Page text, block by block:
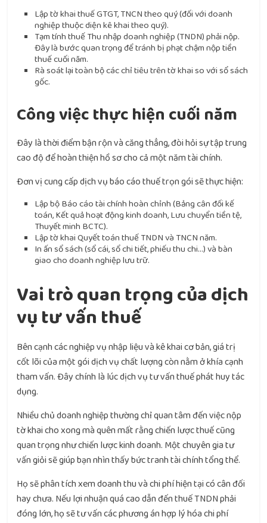
Lập tờ khai thuế GTGT, TNCN theo quý (đối với doanh
nghiệp thuộc diện kê khai theo quý).
Tạm tính thuế Thu nhập doanh nghiệp (TNDN) phải nộp.
Đây là bước quan trọng để tránh bị phạt chậm nộp tiền
thuế cuối năm.
Rà soát lại toàn bộ các chỉ tiêu trên tờ khai so với sổ sách
gốc.
Công việc thực hiện cuối năm
Đây là thời điểm bận rộn và căng thẳng, đòi hỏi sự tập trung
cao độ để hoàn thiện hồ sơ cho cả một năm tài chính.
Đơn vị cung cấpdịch vụ báo cáo thuế trọn góisẽ thực hiện:
Lập bộ Báo cáo tài chính hoàn chỉnh (Bảng cân đối kế
toán, Kết quả hoạt động kinh doanh, Lưu chuyển tiền tệ,
Thuyết minh BCTC).
Lập tờ khai Quyết toán thuế TNDN và TNCN năm.
In ấn sổ sách (sổ cái, sổ chi tiết, phiếu thu chi…) và bàn
giao cho doanh nghiệp lưu trữ.
Vai trò quan trọng của dịch
vụ tư vấn thuế
Bên cạnh các nghiệp vụ nhập liệu và kê khai cơ bản, giá trị
cốt lõi của một gói dịch vụ chất lượng còn nằm ở khía cạnh
tham vấn. Đây chính là lúc dịch vụ tư vấn thuế phát huy tác
dụng.
Nhiều chủ doanh nghiệp thường chỉ quan tâm đến việc nộp
tờ khai cho xong mà quên mất rằng chiến lược thuế cũng
quan trọng như chiến lược kinh doanh. Một chuyên gia tư
vấn giỏi sẽ giúp bạn nhìn thấy bức tranh tài chính tổng thể.
Họ sẽ phân tích xem doanh thu và chi phí hiện tại có cân đối
hay chưa. Nếu lợi nhuận quá cao dẫn đến thuế TNDN phải
đóng lớn, họ sẽ tư vấn các phương án hợp lý hóa chi phí